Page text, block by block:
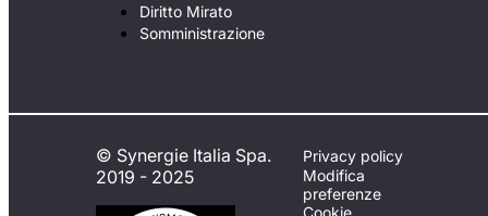
Diritto Mirato
Somministrazione
© Synergie Italia Spa.
2019 - 2025
Privacy policy
Modifica
preferenze
Cookie